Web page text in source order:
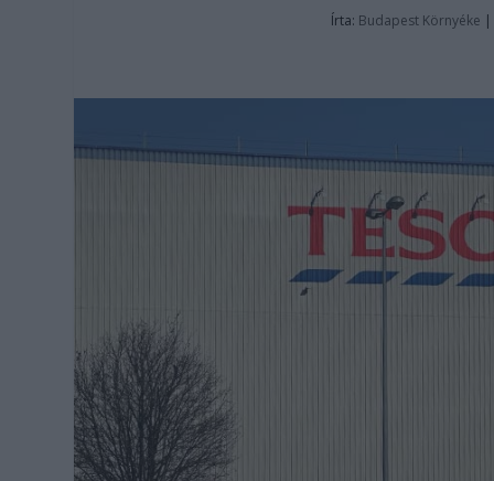
Írta: Budapest Környéke